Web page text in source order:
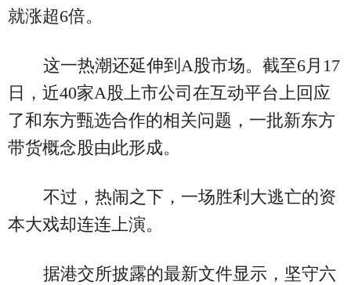
就涨超6倍。
这一热潮还延伸到A股市场。截至6月17
日，近40家A股上市公司在互动平台上回应
了和东方甄选合作的相关问题，一批新东方
带货概念股由此形成。
不过，热闹之下，一场胜利大逃亡的资
本大戏却连连上演。
据港交所披露的最新文件显示，坚守六